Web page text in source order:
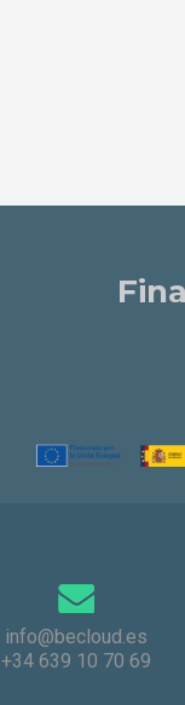
info@becloud.es
+34 639 10 70 69